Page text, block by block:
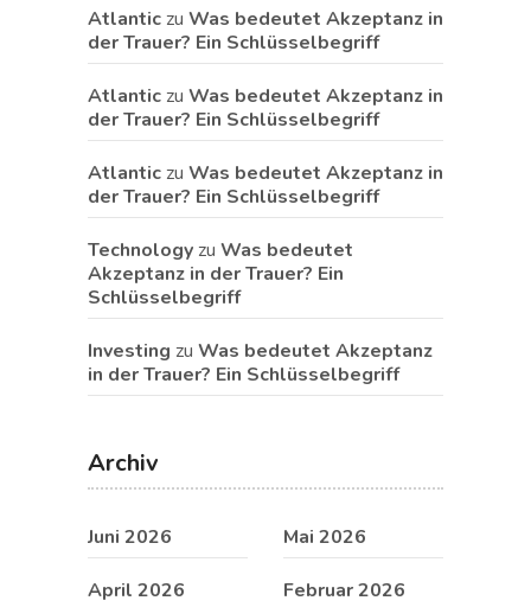
Atlantic zu Was bedeutet Akzeptanz in
der Trauer? Ein Schlüsselbegriff
Atlantic zu Was bedeutet Akzeptanz in
der Trauer? Ein Schlüsselbegriff
Atlantic zu Was bedeutet Akzeptanz in
der Trauer? Ein Schlüsselbegriff
Technology zu Was bedeutet
Akzeptanz in der Trauer? Ein
Schlüsselbegriff
Investing zu Was bedeutet Akzeptanz
in der Trauer? Ein Schlüsselbegriff
Archiv
Juni 2026 Mai 2026
April 2026 Februar 2026